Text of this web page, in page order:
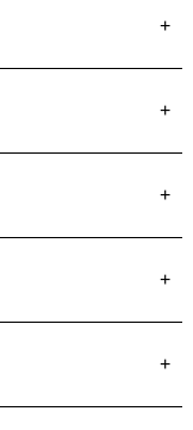
+
+
+
+
+